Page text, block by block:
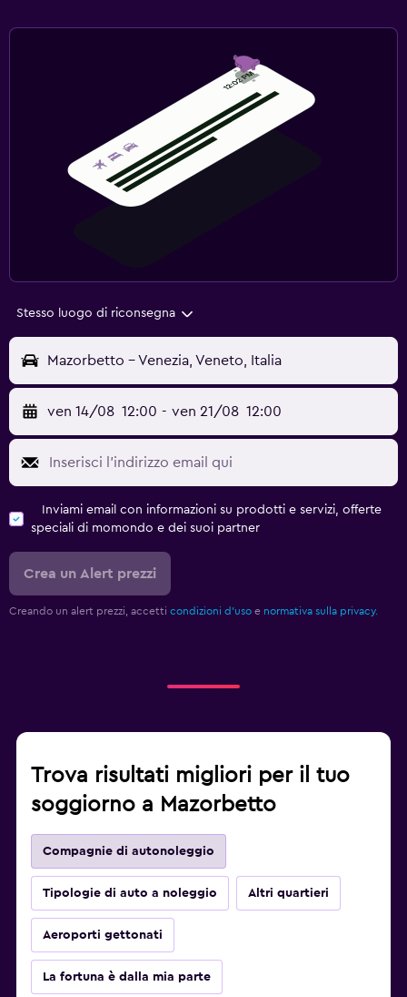
Stesso luogo di riconsegna
Mazorbetto - Venezia, Veneto, Italia
ven 14/08 12:00 - ven 21/08 12:00
Inviami email con informazioni su prodotti e servizi, offerte
speciali di momondo e dei suoi partner
Crea un Alert prezzi
Creando un alert prezzi, accetti condizioni d'uso e normativa sulla privacy.
Trova risultati migliori per il tuo
soggiorno a Mazorbetto
Compagnie di autonoleggio
Tipologie di auto a noleggio Altri quartieri
Aeroporti gettonati
La fortuna è dalla mia parte